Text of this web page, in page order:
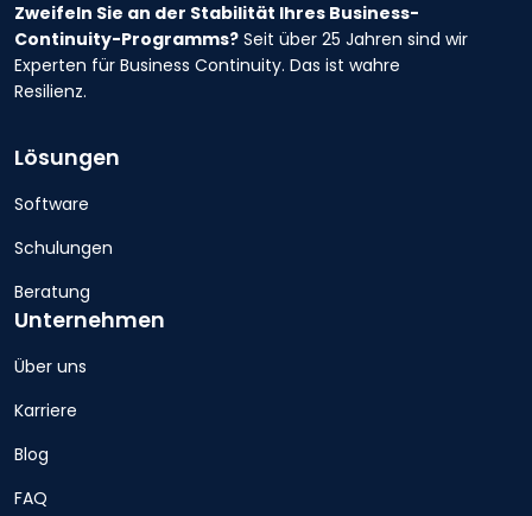
Zweifeln Sie an der Stabilität Ihres Business-
Continuity-Programms? Seit über 25 Jahren sind wir
Experten für Business Continuity. Das ist wahre
Resilienz.
Lösungen
Software
Schulungen
Beratung
Unternehmen
Über uns
Karriere
Blog
FAQ